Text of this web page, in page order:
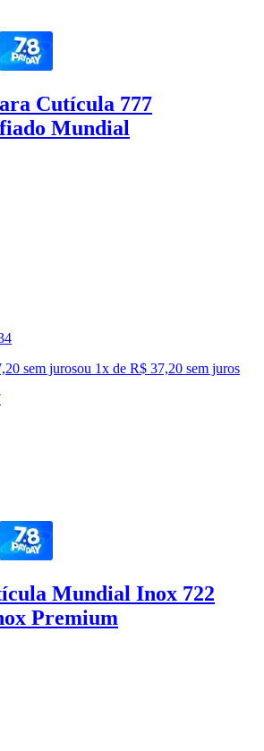
Cutícula 777
Mundial
sem jurosou 1x de R$ 37,20 sem juros
Mundial Inox 722
Premium